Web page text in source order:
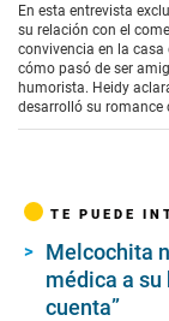
En esta entrevista
su relación con el
convivencia en la
cómo pasó de ser
humorista. Heidy
desarrolló su romance
TE PUEDE
Melcochita
médica a su
cuenta”